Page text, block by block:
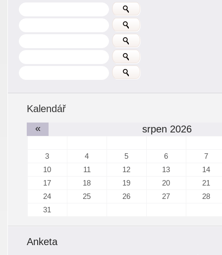
Kalendář
«
srpen 2026
3 4 5 6
7
10
11 12 13
14
17
18 19 20
21
24
25 26 27
28
31
Anketa